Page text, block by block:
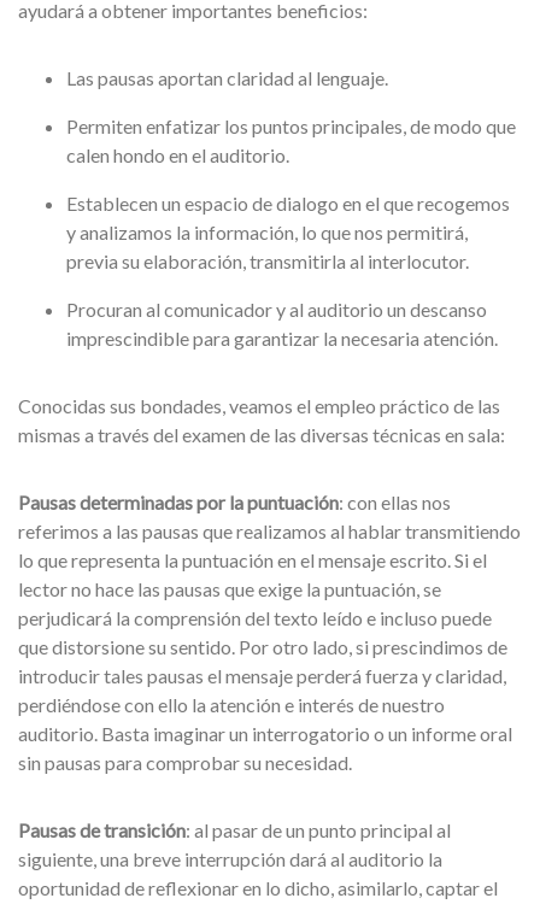
ayudará a obtener importantes beneficios:
Las pausas aportan claridad al lenguaje.
Permiten enfatizar los puntos principales, de modo que
calen hondo en el auditorio.
Establecen un espacio de dialogo en el que recogemos
y analizamos la información, lo que nos permitirá,
previa su elaboración, transmitirla al interlocutor.
Procuran al comunicador y al auditorio un descanso
imprescindible para garantizar la necesaria atención.
Conocidas sus bondades, veamos el empleo práctico de las
mismas a través del examen de las diversas técnicas en sala:
Pausas determinadas por la puntuación: con ellas nos
referimos a las pausas que realizamos al hablar transmitiendo
lo que representa la puntuación en el mensaje escrito. Si el
lector no hace las pausas que exige la puntuación, se
perjudicará la comprensión del texto leído e incluso puede
que distorsione su sentido. Por otro lado, si prescindimos de
introducir tales pausas el mensaje perderá fuerza y claridad,
perdiéndose con ello la atención e interés de nuestro
auditorio. Basta imaginar un interrogatorio o un informe oral
sin pausas para comprobar su necesidad.
Pausas de transición: al pasar de un punto principal al
siguiente, una breve interrupción dará al auditorio la
oportunidad de reflexionar en lo dicho, asimilarlo, captar el